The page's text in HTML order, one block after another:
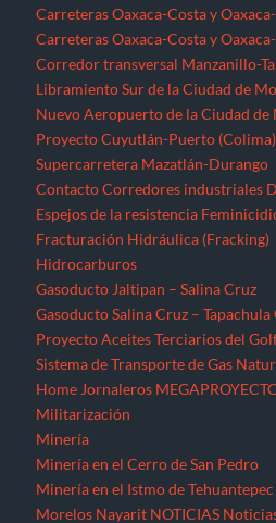
Carreteras Oaxaca-Costa y
Carreteras Oaxaca-Costa y
Corredor transversal Manzanillo-
Libramiento Sur de la Ciudad de
Nuevo Aeropuerto de la Ciudad de
Proyecto Cuyutlán-Puerto (Colima)
Supercarretera Mazatlán-Durango
Contacto Corredores industriales
Espejos de la resistencia
Fracturación Hidráulica (Fracking)
Hidrocarburos
Gasoducto Jaltipan – Salina Cruz
Gasoducto Salina Cruz – Tapachula
Proyecto Aceites Terciarios del
Sistema de Transporte de Gas
Home Jornaleros
Militarización
Minería
Minería en el Cerro de San Pedro
Minería en el Istmo de Tehuantepec
Morelos Nayarit NOTICIAS